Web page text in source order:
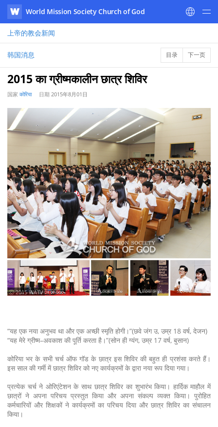
WATV
World Mission Society Church of God
上帝的教会新闻
韩国消息 目录 下一页
2015 का ग्रीष्मकालीन छात्र शिविर
国家 कोरिया 日期 2015年8月01日
ⓒ 2015 WATV
“यह एक नया अनुभव था और एक अच्छी स्मृति होगी।”(छवे जंग उ, उम्र 18 वर्ष, देजन)
“यह मेरे ग्रीष्म–अवकाश की पूर्ति करता है।”(सोन ही ग्यंग, उम्र 17 वर्ष, बुसान)
कोरिया भर के सभी चर्च ऑफ गॉड के छात्र इस शिविर की बहुत ही प्रशंसा करते हैं।
इस साल की गर्मी में छात्र शिविर को नए कार्यक्रमों के द्वारा नया रूप दिया गया।
प्रत्येक चर्च ने ओरिएंटेशन के साथ छात्र शिविर का शुभारंभ किया। हार्दिक माहौल में
छात्रों ने अपना परिचय प्रस्तुत किया और अपना संकल्प व्यक्त किया। पुरोहित
कर्मचारियों और शिक्षकों ने कार्यक्रमों का परिचय दिया और छात्र शिविर का संचालन
किया।